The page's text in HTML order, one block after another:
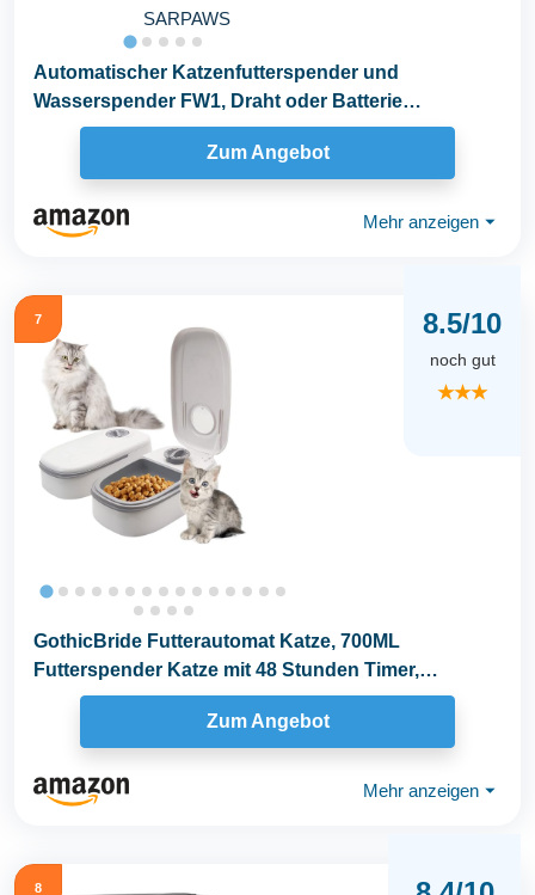
SARPAWS
Automatischer Katzenfutterspender und
Wasserspender FW1, Draht oder Batterie
Katzenfutterspender...
Zum Angebot
Mehr anzeigen ⏷
7 8.5/10
noch gut
★★★
GothicBride Futterautomat Katze, 700ML
Futterspender Katze mit 48 Stunden Timer,
Katzenfutter...
Zum Angebot
Mehr anzeigen ⏷
8